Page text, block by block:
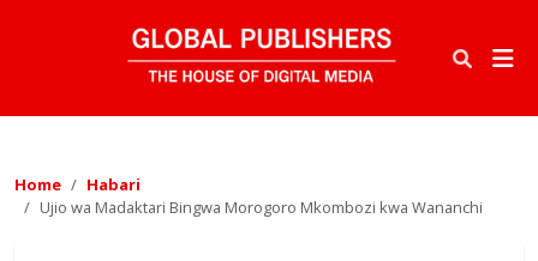
Home
Habari
Ujio wa Madaktari Bingwa Morogoro Mkombozi kwa Wananchi